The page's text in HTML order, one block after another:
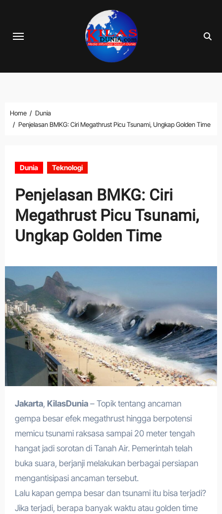
content
Home
Dunia
Penjelasan BMKG: Ciri Megathrust Picu Tsunami, Ungkap Golden Time
Dunia Teknologi
Penjelasan BMKG: Ciri
Megathrust Picu Tsunami,
Ungkap Golden Time
Jakarta, KilasDunia– Topik tentang ancaman
gempa besar efek megathrust hingga berpotensi
memicu tsunami raksasa sampai 20 meter tengah
hangat jadi sorotan di Tanah Air. Pemerintah telah
buka suara, berjanji melakukan berbagai persiapan
mengantisipasi ancaman tersebut.
Lalu kapan gempa besar dan tsunami itu bisa terjadi?
Jika terjadi, berapa banyak waktu atau golden time